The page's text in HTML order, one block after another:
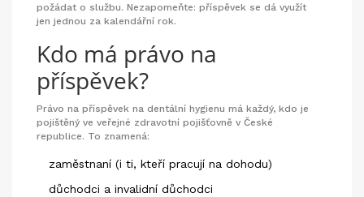
požádat o službu. Nezapomeňte: příspěvek se dá využít
jen jednou za kalendářní rok.
Kdo má právo na
příspěvek?
Právo na příspěvek na dentální hygienu má každý, kdo je
pojištěný ve veřejné zdravotní pojišťovně v České
republice. To znamená:
zaměstnaní (i ti, kteří pracují na dohodu)
důchodci a invalidní důchodci